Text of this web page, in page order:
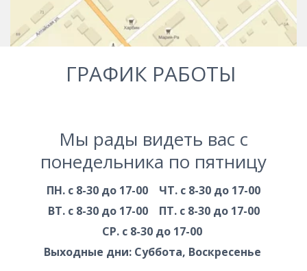
ГРАФИК РАБОТЫ
Мы рады видеть вас с
понедельника по пятницу
ПН. с 8-30 до 17-00 ЧТ. с 8-30 до 17-00
ВТ. с 8-30 до 17-00 ПТ. с 8-30 до 17-00
СР. с 8-30 до 17-00
Выходные дни: Суббота, Воскресенье